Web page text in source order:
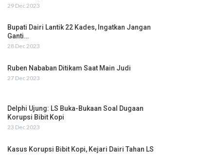
29 Dec 2023
Bupati Dairi Lantik 22 Kades, Ingatkan Jangan
Ganti…
28 Dec 2023
Ruben Nababan Ditikam Saat Main Judi
27 Dec 2023
Delphi Ujung: LS Buka-Bukaan Soal Dugaan
Korupsi Bibit Kopi
23 Dec 2023
Kasus Korupsi Bibit Kopi, Kejari Dairi Tahan LS